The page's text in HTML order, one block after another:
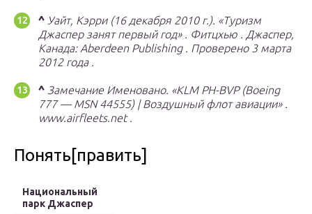
^ Уайт, Кэрри (16 декабря 2010 г.). «Туризм
Джаспер занят первый год». Фитцхью . Джаспер,
Канада: Aberdeen Publishing . Проверено 3 марта
2012 года.
^ Замечание Именовано. «KLM PH-BVP (Boeing
777 — MSN 44555) | Воздушный флот авиации».
www.airfleets.net.
Понять[править]
Национальный
парк Джаспер